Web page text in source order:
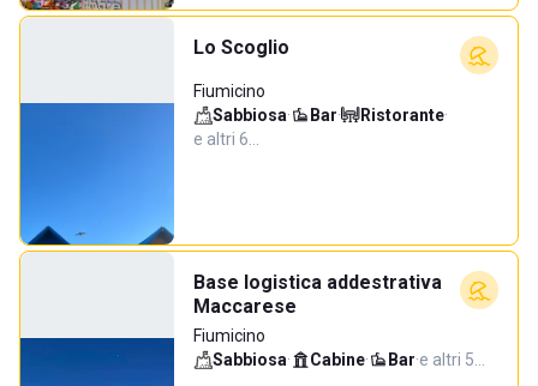
Lo Scoglio
Fiumicino
Sabbiosa· Bar· Ristorante·
e altri 6…
Base logistica addestrativa
Maccarese
Fiumicino
Sabbiosa· Cabine· Bar·e altri 5…